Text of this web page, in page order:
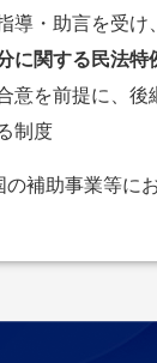
導・助言を受
に関する民法特
意を前提に、
制度
補助事業等に